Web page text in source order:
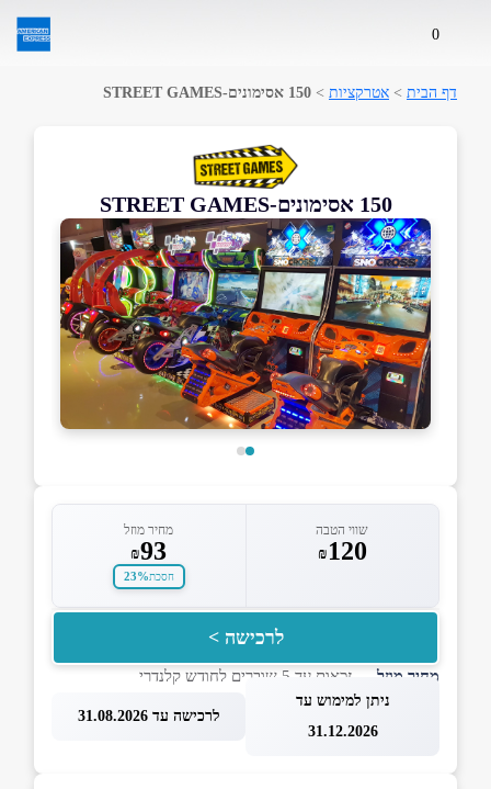
0
דף הבית > אטרקציות > 150 אסימונים-STREET GAMES
150 אסימונים-STREET GAMES
שווי הטבה
₪ 120
מחיר מוזל
₪93
חסכת23%
לרכישה >
מחיר מוזל— זכאות עד 5 שוברים לחודש קלנדרי
ניתן למימוש עד
31.12.2026
לרכישה עד 31.08.2026